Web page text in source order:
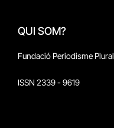
QUI SOM?
Fundació Periodisme Plural
ISSN 2339 - 9619